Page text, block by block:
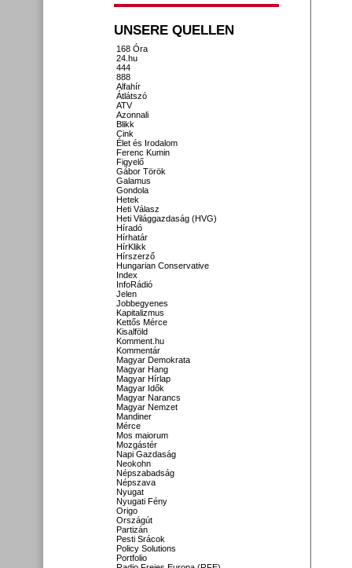
UNSERE QUELLEN
168 Óra
24.hu
444
888
Alfahír
Átlátszó
ATV
Azonnali
Blikk
Cink
Élet és Irodalom
Ferenc Kumin
Figyelő
Gábor Török
Galamus
Gondola
Hetek
Heti Válasz
Heti Világgazdaság (HVG)
Híradó
Hírhatár
HírKlikk
Hírszerző
Hungarian Conservative
Index
InfoRádió
Jelen
Jobbegyenes
Kapitalizmus
Kettős Mérce
Kisalföld
Komment.hu
Kommentár
Magyar Demokrata
Magyar Hang
Magyar Hírlap
Magyar Idők
Magyar Narancs
Magyar Nemzet
Mandiner
Mérce
Mos maiorum
Mozgástér
Napi Gazdaság
Neokohn
Népszabadság
Népszava
Nyugat
Nyugati Fény
Origo
Országút
Partizán
Pesti Srácok
Policy Solutions
Portfolio